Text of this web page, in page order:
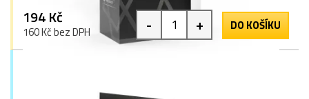
194 Kč
160 Kč bez DPH - + DO KOŠÍKU